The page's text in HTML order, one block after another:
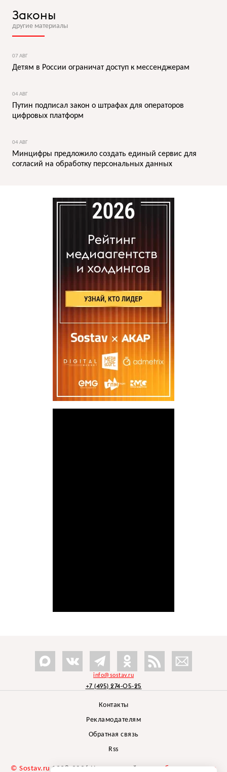
Законы
другие материалы
07 АВГ
Детям в России ограничат доступ к мессенджерам
04 АВГ
Путин подписал закон о штрафах для операторов
цифровых платформ
04 АВГ
Минцифры предложило создать единый сервис для
согласий на обработку персональных данных
info@sostav.ru
+7 (495) 274-05-25
Контакты
Рекламодателям
Обратная связь
Rss
© Sostav.ru 1998-2026 Независимый проектбрендингового